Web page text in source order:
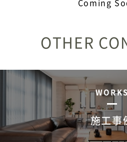
イベン
新築住宅
リフォーム
Coming
OTHER
WORKS
施工事